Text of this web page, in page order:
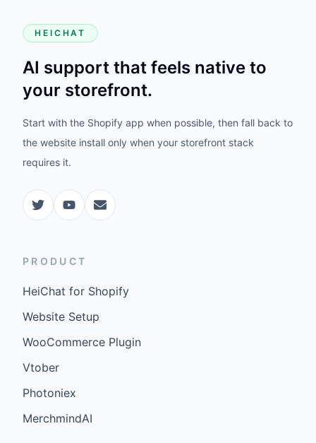
HEICHAT
AI support that feels native to
your storefront.
Start with the Shopify app when possible, then fall back to
the website install only when your storefront stack
requires it.
PRODUCT
HeiChat for Shopify
Website Setup
WooCommerce Plugin
Vtober
Photoniex
MerchmindAI